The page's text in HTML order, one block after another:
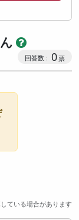
0
ている場合があります